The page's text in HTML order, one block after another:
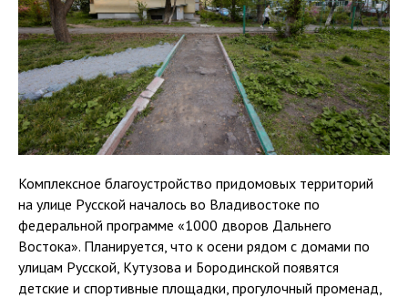
Комплексное благоустройство придомовых территорий
на улице Русской началось во Владивостоке по
федеральной программе «1000 дворов Дальнего
Востока». Планируется, что к осени рядом с домами по
улицам Русской, Кутузова и Бородинской появятся
детские и спортивные площадки, прогулочный променад,